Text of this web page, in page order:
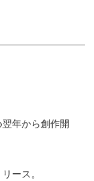
年から創作開
ース。